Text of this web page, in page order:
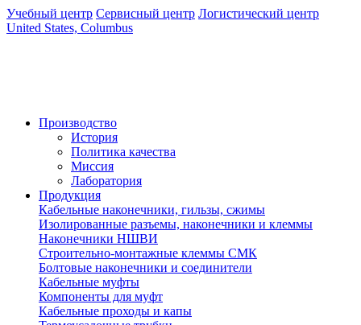
Учебный центр Сервисный центр Логистический центр
United States, Columbus
Производство
История
Политика качества
Миссия
Лаборатория
Продукция
Кабельные наконечники, гильзы, сжимы
Изолированные разъемы, наконечники и клеммы
Наконечники НШВИ
Строительно-монтажные клеммы СМК
Болтовые наконечники и соединители
Кабельные муфты
Компоненты для муфт
Кабельные проходы и капы